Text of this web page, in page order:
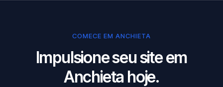
COMECE EM ANCHIETA
Impulsione seu site em
Anchieta hoje.